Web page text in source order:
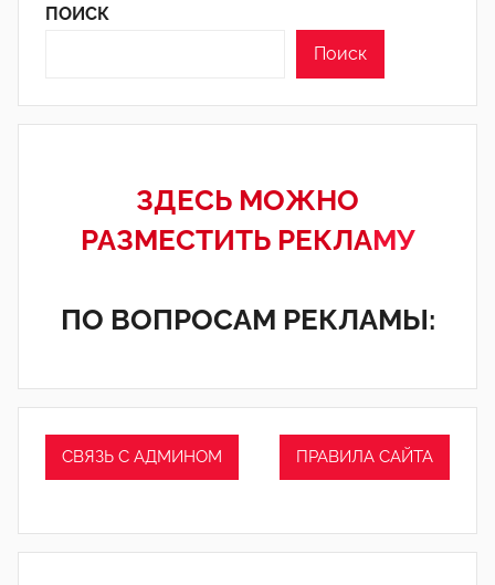
ПОИСК
Поиск
ЗДЕСЬ МОЖНО
РАЗМЕСТИТЬ РЕКЛАМУ
ПО ВОПРОСАМ РЕКЛАМЫ:
СВЯЗЬ С АДМИНОМ ПРАВИЛА САЙТА